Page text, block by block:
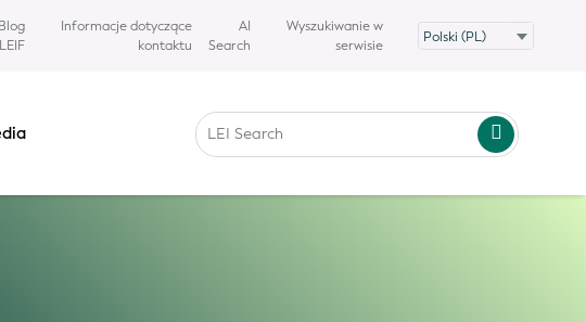
Blog
Informacje dotyczące
kontaktu
AI
Search
Wyszukiwanie w
serwisie